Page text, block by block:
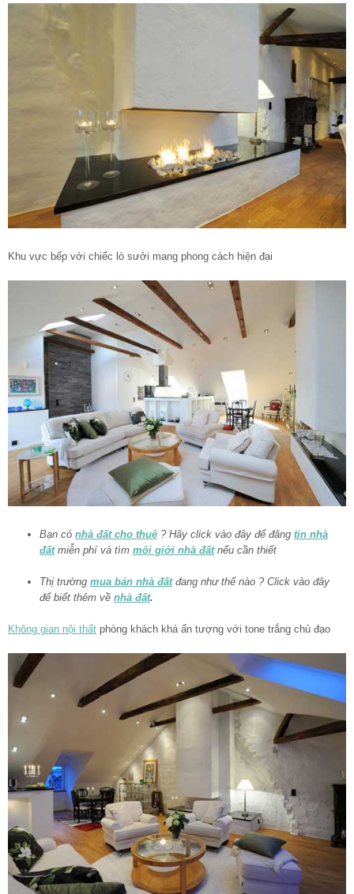
Khu vực bếp với chiếc lò sưởi mang phong cách hiện đại
Bạn có nhà đất cho thuê ? Hãy click vào đây để đăng tin nhà
đấtmiễn phí và tìm môi giới nhà đấtnếu cần thiết
Thị trường mua bán nhà đấtđang như thế nào ? Click vào đây
để biết thêm về nhà đất.
Không gian nội thất phòng khách khá ấn tượng với tone trắng chủ đạo